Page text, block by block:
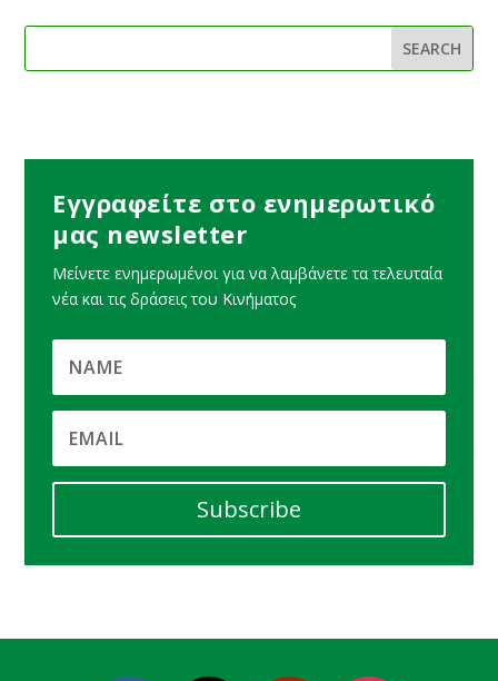
Εγγραφείτε στο ενημερωτικό
μας newsletter
Μείνετε ενημερωμένοι για να λαμβάνετε τα τελευταία
νέα και τις δράσεις του Κινήματος
Subscribe